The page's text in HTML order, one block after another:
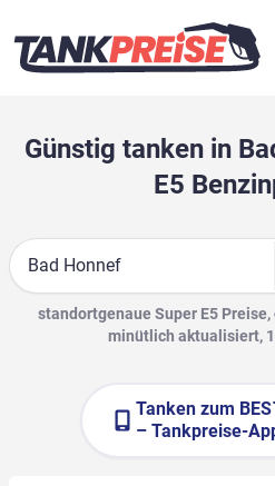
Günstig tanken in
E5
Suche
standortgenaue Super E5
minütlich aktualisiert,
Tanken zum
– Tankpreise-